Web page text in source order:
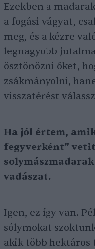
Ezekben a
a fogási vágyat,
meg, és a kézre
legnagyobb
ösztönözni őket,
zsákmányolni,
visszatérést
Ha jól értem,
fegyverként”
vadászat.
Igen, ez így van.
sólymokat
akik több